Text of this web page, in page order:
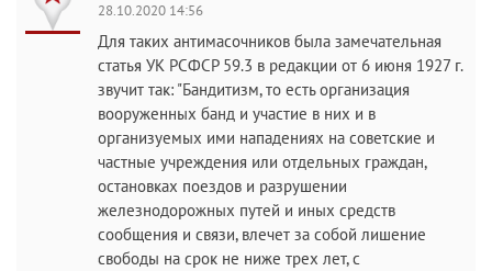
28.10.2020 14:56
Для таких антимасочников была замечательная
статья УК РСФСР 59.3 в редакции от 6 июня 1927 г.
звучит так: "Бандитизм, то есть организация
вооруженных банд и участие в них и в
организуемых ими нападениях на советские и
частные учреждения или отдельных граждан,
остановках поездов и разрушении
железнодорожных путей и иных средств
сообщения и связи, влечет за собой лишение
свободы на срок не ниже трех лет, с